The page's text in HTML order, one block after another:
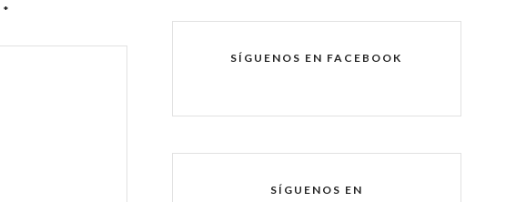
*
SÍGUENOS EN FACEBOOK
SÍGUENOS EN